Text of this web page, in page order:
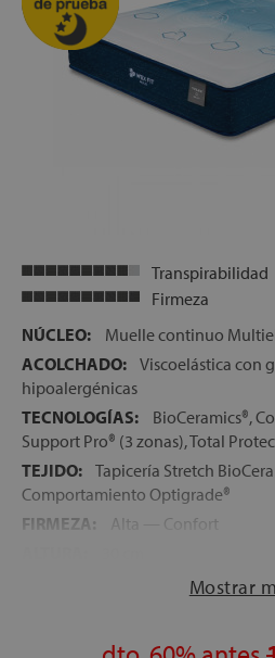
Transpirabilidad
Firmeza
NÚCLEO:
Muelle continuo
ACOLCHADO: Viscoelástica con
hipoalergénicas
TECNOLOGÍAS:
BioCeramics®,
Support Pro® (3 zonas), Total
TEJIDO: Tapicería Stretch
Comportamiento Optigrade®
FIRMEZA:
Alta — Confort
Mismas capas a ambos
VERSIÓN GEMELO:
Disponible
Mostrar